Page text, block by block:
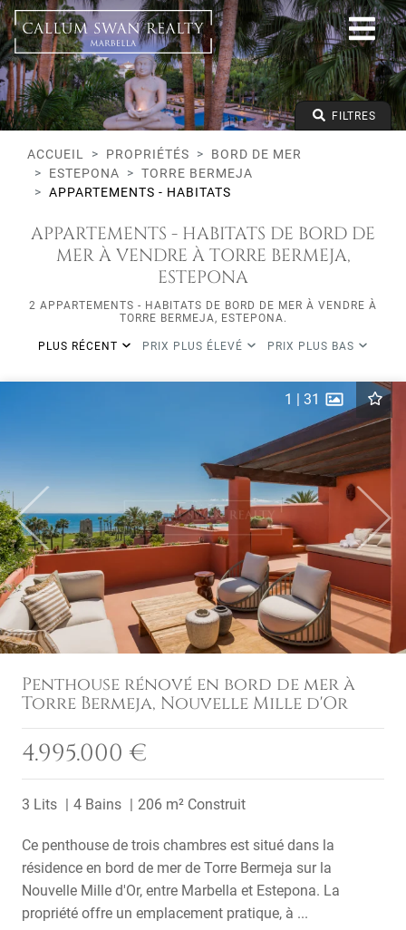
Bord de mer
Estepona
Torre Bermeja
Appartements - Habitats
Prix à partir de
Prix jusqu'à
Lits minimums FILTRES
ACCUEIL PROPRIÉTÉS
BORD DE MER
ESTEPONA
TORRE BERMEJA
APPARTEMENTS - HABITATS
APPARTEMENTS - HABITATS DE BORD DE
MER À VENDRE À TORRE BERMEJA,
ESTEPONA
2 APPARTEMENTS - HABITATS DE BORD DE MER À VENDRE À
TORRE BERMEJA, ESTEPONA.
PLUS RÉCENT PRIX PLUS ÉLEVÉ PRIX PLUS BAS
Previous Next
1 | 31
Penthouse rénové en bord de mer à
Torre Bermeja, Nouvelle Mille d'Or
4.995.000 €
3 Lits 4 Bains 206 m² Construit
Ce penthouse de trois chambres est situé dans la
résidence en bord de mer de Torre Bermeja sur la
Nouvelle Mille d'Or, entre Marbella et Estepona. La
propriété offre un emplacement pratique, à ...